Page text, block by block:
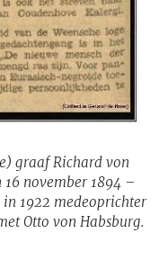
graaf Richard von
november 1894 –
1922 medeoprichter
Otto von Habsburg.